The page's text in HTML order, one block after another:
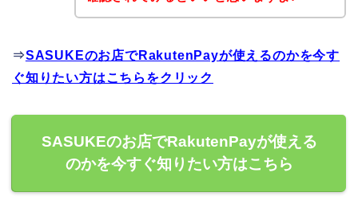
⇒SASUKEのお店でRakutenPayが使えるのかを今す
ぐ知りたい方はこちらをクリック
SASUKEのお店でRakutenPayが使える
のかを今すぐ知りたい方はこちら